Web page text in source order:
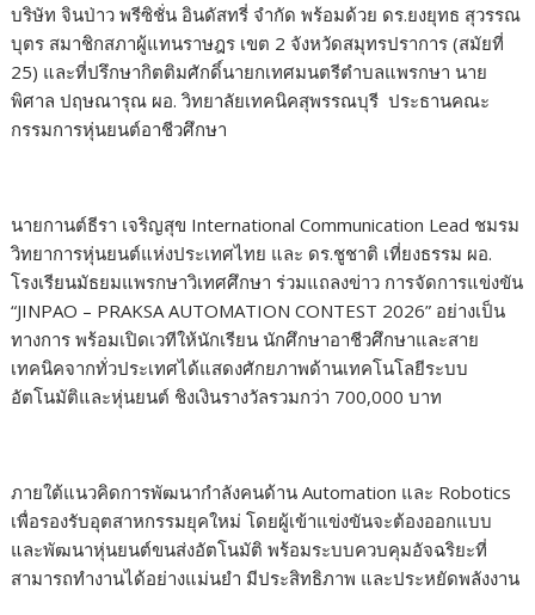
บริษัท จินป่าว พรีซิชั่น อินดัสทรี่ จำกัด พร้อมด้วย ดร.ยงยุทธ สุวรรณ
บุตร สมาชิกสภาผู้แทนราษฎร เขต 2 จังหวัดสมุทรปราการ (สมัยที่
25) และที่ปรึกษากิตติมศักดิ์นายกเทศมนตรีตำบลแพรกษา นาย
พิศาล ปฤษณารุณ ผอ. วิทยาลัยเทคนิคสุพรรณบุรี ประธานคณะ
กรรมการหุ่นยนต์อาชีวศึกษา
นายกานต์ธีรา เจริญสุข International Communication Lead ชมรม
วิทยาการหุ่นยนต์แห่งประเทศไทย และ ดร.ชูชาติ เที่ยงธรรม ผอ.
โรงเรียนมัธยมแพรกษาวิเทศศึกษา ร่วมแถลงข่าว การจัดการแข่งขัน
“JINPAO – PRAKSA AUTOMATION CONTEST 2026” อย่างเป็น
ทางการ พร้อมเปิดเวทีให้นักเรียน นักศึกษาอาชีวศึกษาและสาย
เทคนิคจากทั่วประเทศได้แสดงศักยภาพด้านเทคโนโลยีระบบ
อัตโนมัติและหุ่นยนต์ ชิงเงินรางวัลรวมกว่า 700,000 บาท
ภายใต้แนวคิดการพัฒนากำลังคนด้าน Automation และ Robotics
เพื่อรองรับอุตสาหกรรมยุคใหม่ โดยผู้เข้าแข่งขันจะต้องออกแบบ
และพัฒนาหุ่นยนต์ขนส่งอัตโนมัติ พร้อมระบบควบคุมอัจฉริยะที่
สามารถทำงานได้อย่างแม่นยำ มีประสิทธิภาพ และประหยัดพลังงาน